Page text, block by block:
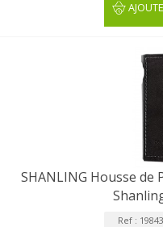
SHANLING Housse
Ref : 19843